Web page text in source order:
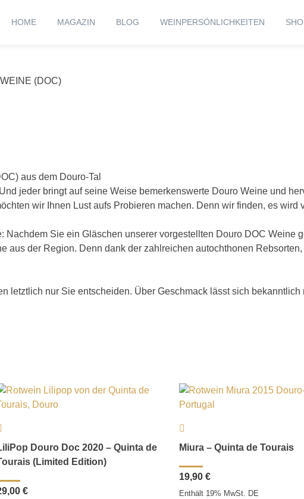
HOME MAGAZIN BLOG WEINPERSÖNLICHKEITEN
(DOC)
aus dem Douro-Tal
jeder bringt auf seine Weise bemerkenswerte Douro Weine und
wir Ihnen Lust aufs Probieren machen. Denn wir finden, es wird
Nachdem Sie ein Gläschen unserer vorgestellten Douro DOC Weine
aus der Region. Denn dank der zahlreichen autochthonen
letztlich nur Sie entscheiden. Über Geschmack lässt sich bekanntlich
Douro Doc 2020 – Quinta de
(Limited Edition)
€
Miura – Quinta de Tourais
19,90 €
Enthält 19% MwSt. DE